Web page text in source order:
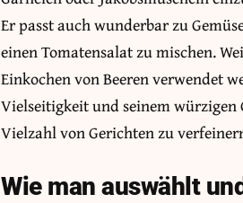
Er passt auch wunderbar zu
einen Tomatensalat zu mischen.
Einkochen von Beeren verwendet
Vielseitigkeit und seinem würzigen
Vielzahl von Gerichten zu
Wie man auswählt